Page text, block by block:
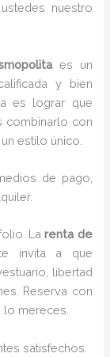
nuestro
es un
y bien
es lograr que
combinarlo con
estilo único.
de pago,
Larenta de
invita a que
libertad
Reserva con
lo mereces.
satisfechos.